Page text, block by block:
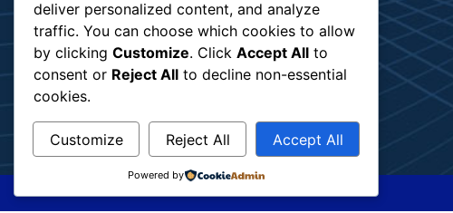
ช่วยเปลี่ยนบ้านให้เป็นพื้นที่แห่งความ
สุขของทุกคนในครอบครัว
deliver personalized content, and analyze
traffic. You can choose which cookies to allow
by clicking Customize. Click Accept All to
consent or Reject All to decline non-essential
cookies.
Customize Reject All Accept All
Powered by